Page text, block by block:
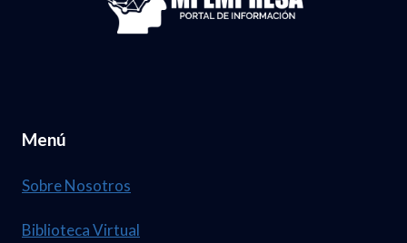
Menú
Sobre Nosotros
Biblioteca Virtual